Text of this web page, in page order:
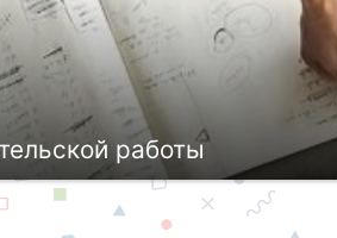
работы
и аспиранты в